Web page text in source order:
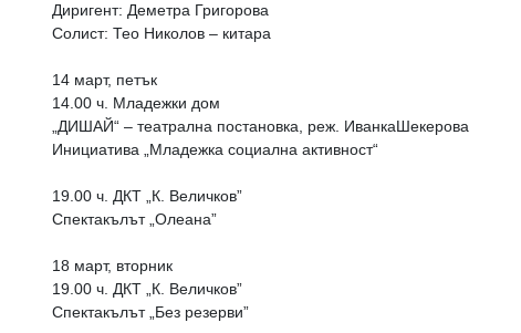
Диригент: Деметра Григорова
Солист: Тео Николов – китара
14 март, петък
14.00 ч. Младежки дом
„ДИШАЙ“ – театрална постановка, реж. ИванкаШекерова
Инициатива „Младежка социална активност“
19.00 ч. ДКТ „К. Величков”
Спектакълът „Олеана”
18 март, вторник
19.00 ч. ДКТ „К. Величков”
Спектакълът „Без резерви”